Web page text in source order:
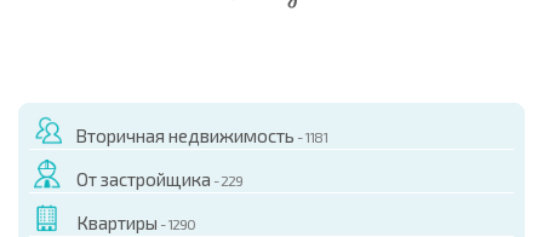
Вторичная недвижимость - 1181
От застройщика - 229
Квартиры - 1290